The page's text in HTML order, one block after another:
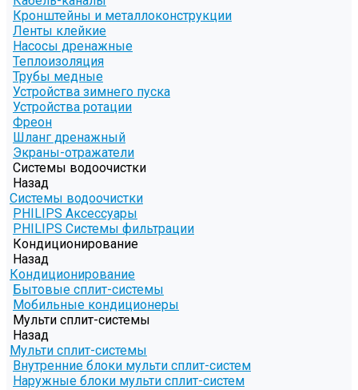
Кронштейны и металлоконструкции
Ленты клейкие
Насосы дренажные
Теплоизоляция
Трубы медные
Устройства зимнего пуска
Устройства ротации
Фреон
Шланг дренажный
Экраны-отражатели
Системы водоочистки
Назад
Системы водоочистки
PHILIPS Аксессуары
PHILIPS Системы фильтрации
Кондиционирование
Назад
Кондиционирование
Бытовые сплит-системы
Мобильные кондиционеры
Мульти сплит-системы
Назад
Мульти сплит-системы
Внутренние блоки мульти сплит-систем
Наружные блоки мульти сплит-систем